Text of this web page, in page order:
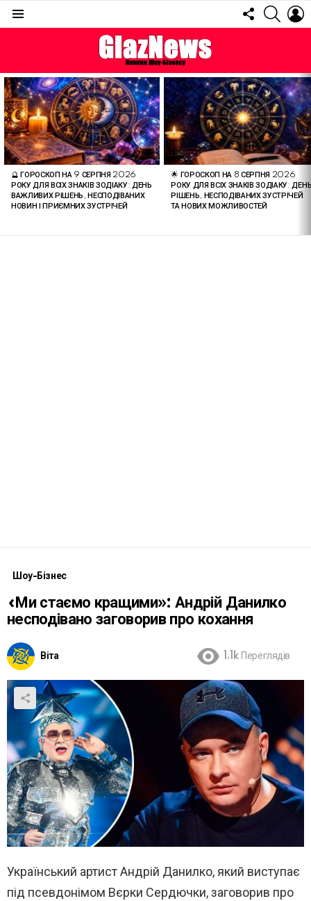
FOLLOW
US
ОСТАННІ
СТАТТІ
🔮 ГОРОСКОП НА 9 СЕРПНЯ 2026
РОКУ ДЛЯ ВСІХ ЗНАКІВ ЗОДІАКУ: ДЕНЬ
ВАЖЛИВИХ РІШЕНЬ, НЕСПОДІВАНИХ
НОВИН І ПРИЄМНИХ ЗУСТРІЧЕЙ
🌟 ГОРОСКОП НА 8 СЕРПНЯ 2026
РОКУ ДЛЯ ВСІХ ЗНАКІВ ЗОДІАКУ:
РІШЕНЬ, НЕСПОДІВАНИХ ЗУСТРІЧЕЙ
ТА НОВИХ МОЖЛИВОСТЕЙ
Шоу-Бізнес
«Ми стаємо кращими»: Андрій Данилко
несподівано заговорив про кохання
Віта 1.1k Переглядів
Український артист Андрій Данилко, який виступає
під псевдонімом Вєрки Сердючки, заговорив про